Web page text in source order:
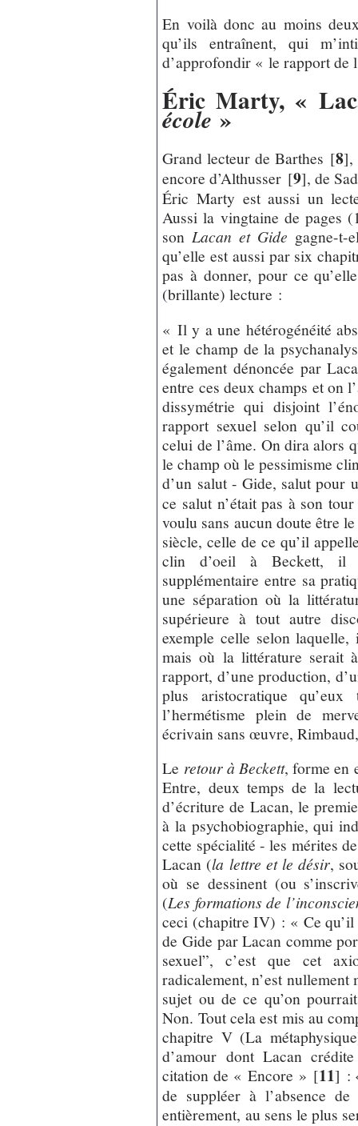
En voilà donc au moins
qu’ils entraînent, qui
d’approfondir « le rapport de
Éric Marty, «
école»
Grand lecteur de Barthes [8],
encore d’Althusser [9], de
Éric Marty est aussi un
Aussi la vingtaine de pages
sonLacan et Gide gagne-t-
qu’elle est aussi par six
pas à donner, pour ce
(brillante) lecture :
« Il y a une hétérogénéité
et le champ de la
également dénoncée par
entre ces deux champs et on
dissymétrie qui disjoint
rapport sexuel selon qu’il
celui de l’âme. On dira alors
le champ où le pessimisme
d’un salut - Gide, salut pour
ce salut n’était pas à son
voulu sans aucun doute être
siècle, celle de ce qu’il
clin d’oeil à Beckett, il
supplémentaire entre sa
une séparation où la
supérieure à tout autre
exemple celle selon
mais où la littérature serait
rapport, d’une production,
plus aristocratique
l’hermétisme plein de
écrivain sans œuvre,
Le retour à Beckett, forme en
Entre, deux temps de la
d’écriture de Lacan, le
à la psychobiographie, qui
cette spécialité - les mérites
Lacan (la lettre et le désir,
où se dessinent (ou
(Les formations de
ceci (chapitre IV) : « Ce
de Gide par Lacan comme
sexuel”, c’est que cet
radicalement, n’est nullement
sujet ou de ce qu’on
Non. Tout cela est mis au
chapitre V (La
d’amour dont Lacan
citation de « Encore » [11] :
de suppléer à l’absence
entièrement, au sens le plus